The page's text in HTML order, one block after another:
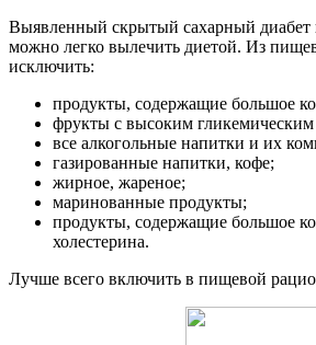
Выявленный скрытый сахарный диабет
можно легко вылечить диетой. Из
исключить:
продукты, содержащие большое
фрукты с высоким
все алкогольные напитки и их
газированные напитки, кофе;
жирное, жареное;
маринованные продукты;
продукты, содержащие большое
холестерина.
Лучше всего включить в пищевой